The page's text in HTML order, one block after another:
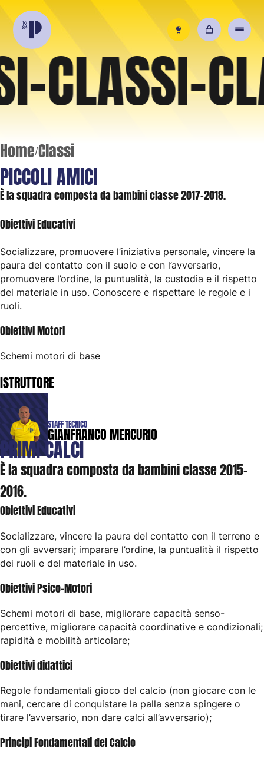
CLASSI-
Home/Classi
PICCOLIAMICI
È la squadra composta da bambini classe 2017-2018.
Obiettivi Educativi
Socializzare, promuovere l’iniziativa personale, vincere la
paura del contatto con il suolo e con l’avversario,
promuovere l’ordine, la puntualità, la custodia e il rispetto
del materiale in uso. Conoscere e rispettare le regole e i
ruoli.
Obiettivi Motori
Schemi motori di base
ISTRUTTORE
GIANFRANCO MERCURIO
STAFF TECNICO
PRIMICALCI
È la squadra composta da bambini classe 2015-
2016.
Obiettivi Educativi
Socializzare, vincere la paura del contatto con il terreno e
con gli avversari; imparare l’ordine, la puntualità il rispetto
dei ruoli e del materiale in uso.
Obiettivi Psico-Motori
Schemi motori di base, migliorare capacità senso-
percettive, migliorare capacità coordinative e condizionali;
rapidità e mobilità articolare;
Obiettivi didattici
Regole fondamentali gioco del calcio (non giocare con le
mani, cercare di conquistare la palla senza spingere o
tirare l’avversario, non dare calci all’avversario);
Principi Fondamentali del Calcio